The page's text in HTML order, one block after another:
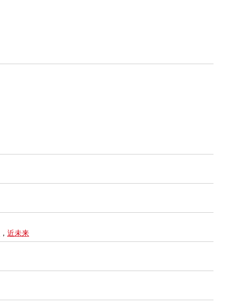
， 近未来